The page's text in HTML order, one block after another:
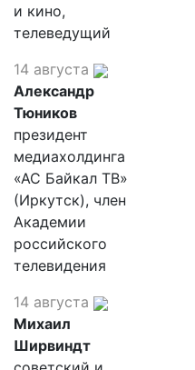
и кино,
телеведущий
14 августа
Александр
Тюников
президент
медиахолдинга
«АС Байкал ТВ»
(Иркутск), член
Академии
российского
телевидения
14 августа
Михаил
Ширвиндт